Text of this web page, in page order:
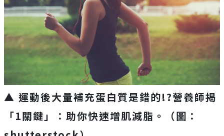
▲ 運動後大量補充蛋白質是錯的!?營養師揭
「1關鍵」：助你快速增肌減脂。
（圖：